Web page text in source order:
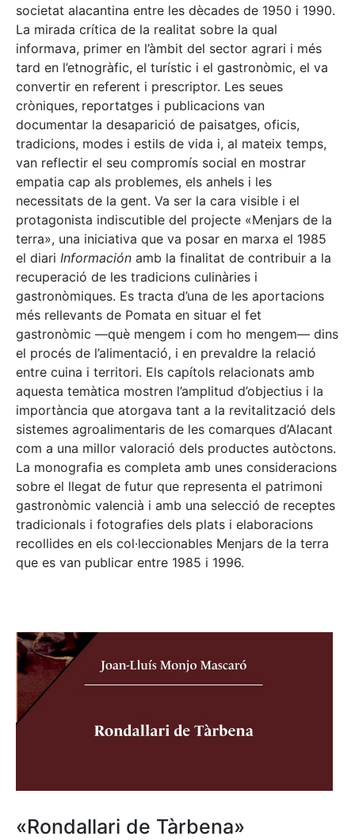
societat alacantina entre les dècades de 1950 i 1990.
La mirada crítica de la realitat sobre la qual
informava, primer en l’àmbit del sector agrari i més
tard en l’etnogràfic, el turístic i el gastronòmic, el va
convertir en referent i prescriptor. Les seues
cròniques, reportatges i publicacions van
documentar la desaparició de paisatges, oficis,
tradicions, modes i estils de vida i, al mateix temps,
van reflectir el seu compromís social en mostrar
empatia cap als problemes, els anhels i les
necessitats de la gent. Va ser la cara visible i el
protagonista indiscutible del projecte «Menjars de la
terra», una iniciativa que va posar en marxa el 1985
el diari Información amb la finalitat de contribuir a la
recuperació de les tradicions culinàries i
gastronòmiques. Es tracta d’una de les aportacions
més rellevants de Pomata en situar el fet
gastronòmic —què mengem i com ho mengem— dins
el procés de l’alimentació, i en prevaldre la relació
entre cuina i territori. Els capítols relacionats amb
aquesta temàtica mostren l’amplitud d’objectius i la
importància que atorgava tant a la revitalització dels
sistemes agroalimentaris de les comarques d’Alacant
com a una millor valoració dels productes autòctons.
La monografia es completa amb unes consideracions
sobre el llegat de futur que representa el patrimoni
gastronòmic valencià i amb una selecció de receptes
tradicionals i fotografies dels plats i elaboracions
recollides en els col·leccionables Menjars de la terra
que es van publicar entre 1985 i 1996.
«Rondallari de Tàrbena»